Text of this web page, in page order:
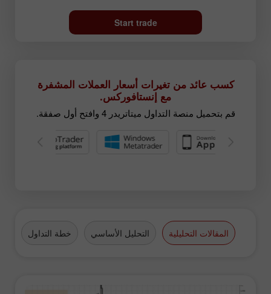
Start trade
كسب عائد من تغيرات أسعار العملات المشفرة
مع إنستافوركس.
قم بتحميل منصة التداول ميتاتريدر 4 وافتح أول صفقة.
المقالات التحليلية التحليل الأساسي خطة التداول